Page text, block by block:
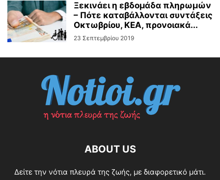
Ξεκινάει η εβδομάδα πληρωμών
– Πότε καταβάλλονται συντάξεις
Οκτωβρίου, ΚΕΑ, προνοιακά...
23 Σεπτεμβρίου 2019
ABOUT US
Δείτε την νότια πλευρά της ζωής, με διαφορετικό μάτι.